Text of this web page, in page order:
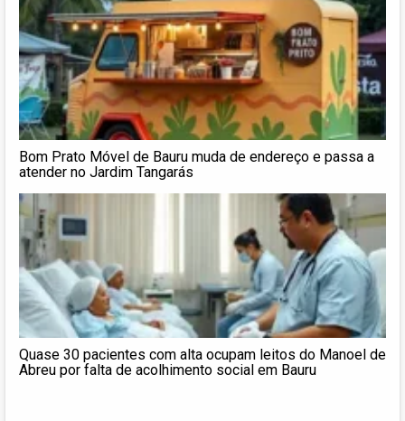
Bom Prato Móvel de Bauru muda de endereço e passa a
atender no Jardim Tangarás
Quase 30 pacientes com alta ocupam leitos do Manoel de
Abreu por falta de acolhimento social em Bauru